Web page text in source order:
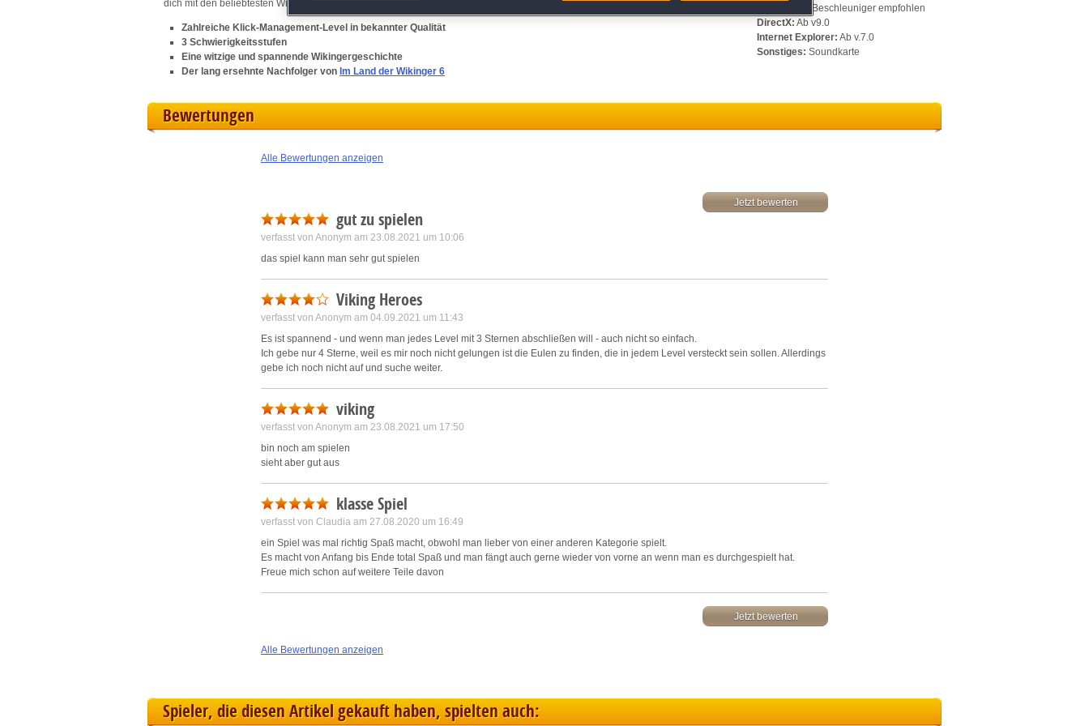
dich mit den beliebtesten Wikinger-Helden aller Zeiten auf ein waghalsiges
Klick-Management-Abenteuer und finde es heraus!
Zahlreiche Klick-Management-Level in bekannter Qualität
3 Schwierigkeitsstufen
Eine witzige und spannende Wikingergeschichte
Der lang ersehnte Nachfolger von Im Land der Wikinger 6
512 MB, 3D-Beschleuniger empfohlen
DirectX: Ab v9.0
Internet Explorer: Ab v.7.0
Sonstiges: Soundkarte
Bewertungen
Alle Bewertungen anzeigen
Jetzt bewerten
gut zu spielen
verfasst von Anonym am 23.08.2021 um 10:06
das spiel kann man sehr gut spielen
Viking Heroes
verfasst von Anonym am 04.09.2021 um 11:43
Es ist spannend - und wenn man jedes Level mit 3 Sternen abschließen will - auch nicht so einfach.
Ich gebe nur 4 Sterne, weil es mir noch nicht gelungen ist die Eulen zu finden, die in jedem Level versteckt sein sollen. Allerdings
gebe ich noch nicht auf und suche weiter.
viking
verfasst von Anonym am 23.08.2021 um 17:50
bin noch am spielen
sieht aber gut aus
klasse Spiel
verfasst von Claudia am 27.08.2020 um 16:49
ein Spiel was mal richtig Spaß macht, obwohl man lieber von einer anderen Kategorie spielt.
Es macht von Anfang bis Ende total Spaß und man fängt auch gerne wieder von vorne an wenn man es durchgespielt hat.
Freue mich schon auf weitere Teile davon
Jetzt bewerten
Alle Bewertungen anzeigen
Spieler, die diesen Artikel gekauft haben, spielten auch:
Match and combine data from other data sources
Link different devices
Save and communicate privacy choices